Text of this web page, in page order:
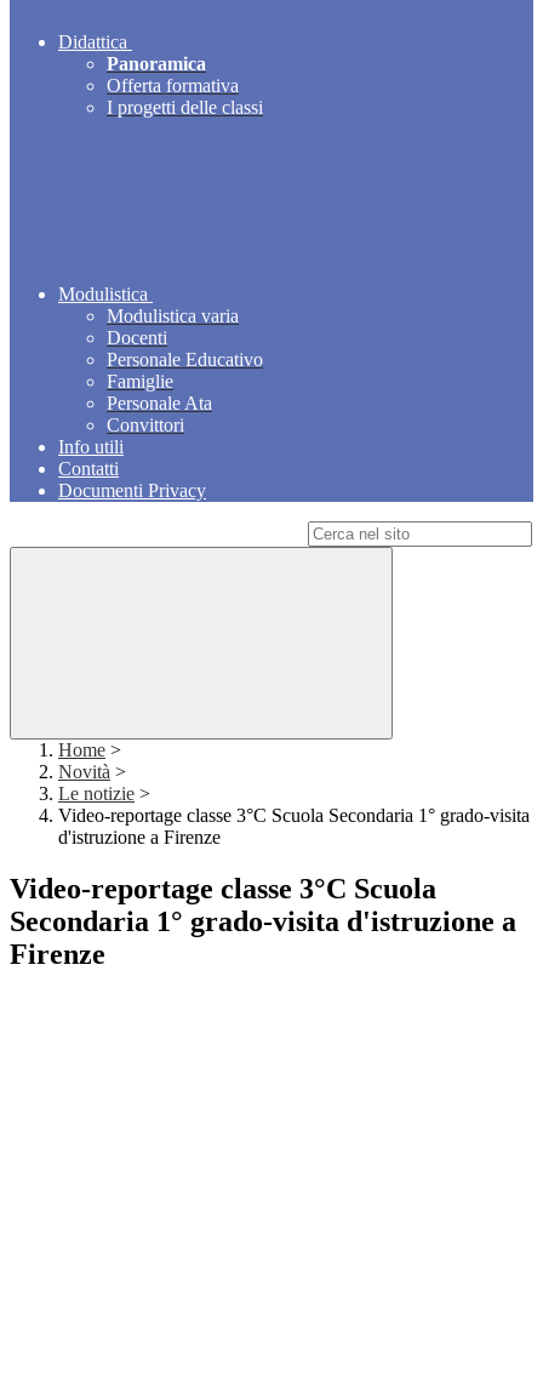
Didattica
Panoramica
Offerta formativa
I progetti delle classi
Modulistica
Modulistica varia
Docenti
Personale Educativo
Famiglie
Personale Ata
Convittori
Info utili
Contatti
Documenti Privacy
Home >
Novità >
Le notizie >
Video-reportage classe 3°C Scuola Secondaria 1° grado-visita
d'istruzione a Firenze
Video-reportage classe 3°C Scuola
Secondaria 1° grado-visita d'istruzione a
Firenze